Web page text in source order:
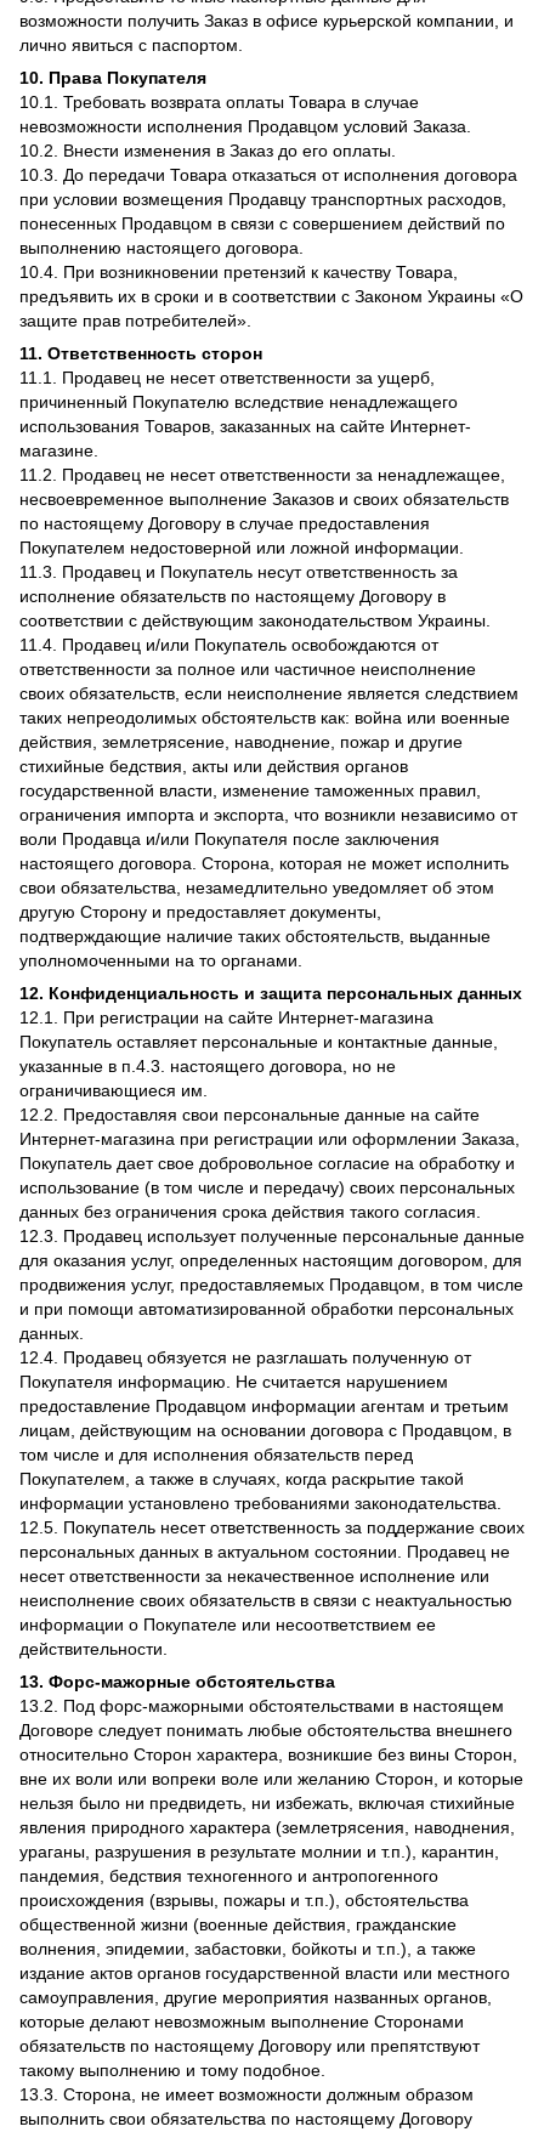
возможности получить Заказ в офисе курьерской компании, и
лично явиться с паспортом.
10. Права Покупателя
10.1. Требовать возврата оплаты Товара в случае
невозможности исполнения Продавцом условий Заказа.
10.2. Внести изменения в Заказ до его оплаты.
10.3. До передачи Товара отказаться от исполнения договора
при условии возмещения Продавцу транспортных расходов,
понесенных Продавцом в связи с совершением действий по
выполнению настоящего договора.
10.4. При возникновении претензий к качеству Товара,
предъявить их в сроки и в соответствии с Законом Украины «О
защите прав потребителей».
11. Ответственность сторон
11.1. Продавец не несет ответственности за ущерб,
причиненный Покупателю вследствие ненадлежащего
использования Товаров, заказанных на сайте Интернет-
магазине.
11.2. Продавец не несет ответственности за ненадлежащее,
несвоевременное выполнение Заказов и своих обязательств
по настоящему Договору в случае предоставления
Покупателем недостоверной или ложной информации.
11.3. Продавец и Покупатель несут ответственность за
исполнение обязательств по настоящему Договору в
соответствии с действующим законодательством Украины.
11.4. Продавец и/или Покупатель освобождаются от
ответственности за полное или частичное неисполнение
своих обязательств, если неисполнение является следствием
таких непреодолимых обстоятельств как: война или военные
действия, землетрясение, наводнение, пожар и другие
стихийные бедствия, акты или действия органов
государственной власти, изменение таможенных правил,
ограничения импорта и экспорта, что возникли независимо от
воли Продавца и/или Покупателя после заключения
настоящего договора. Сторона, которая не может исполнить
свои обязательства, незамедлительно уведомляет об этом
другую Сторону и предоставляет документы,
подтверждающие наличие таких обстоятельств, выданные
уполномоченными на то органами.
12. Конфиденциальность и защита персональных данных
12.1. При регистрации на сайте Интернет-магазина
Покупатель оставляет персональные и контактные данные,
указанные в п.4.3. настоящего договора, но не
ограничивающиеся им.
12.2. Предоставляя свои персональные данные на сайте
Интернет-магазина при регистрации или оформлении Заказа,
Покупатель дает свое добровольное согласие на обработку и
использование (в том числе и передачу) своих персональных
данных без ограничения срока действия такого согласия.
12.3. Продавец использует полученные персональные данные
для оказания услуг, определенных настоящим договором, для
продвижения услуг, предоставляемых Продавцом, в том числе
и при помощи автоматизированной обработки персональных
данных.
12.4. Продавец обязуется не разглашать полученную от
Покупателя информацию. Не считается нарушением
предоставление Продавцом информации агентам и третьим
лицам, действующим на основании договора с Продавцом, в
том числе и для исполнения обязательств перед
Покупателем, а также в случаях, когда раскрытие такой
информации установлено требованиями законодательства.
12.5. Покупатель несет ответственность за поддержание своих
персональных данных в актуальном состоянии. Продавец не
несет ответственности за некачественное исполнение или
неисполнение своих обязательств в связи с неактуальностью
информации о Покупателе или несоответствием ее
действительности.
13. Форс-мажорные обстоятельства
13.2. Под форс-мажорными обстоятельствами в настоящем
Договоре следует понимать любые обстоятельства внешнего
относительно Сторон характера, возникшие без вины Сторон,
вне их воли или вопреки воле или желанию Сторон, и которые
нельзя было ни предвидеть, ни избежать, включая стихийные
явления природного характера (землетрясения, наводнения,
ураганы, разрушения в результате молнии и т.п.), карантин,
пандемия, бедствия техногенного и антропогенного
происхождения (взрывы, пожары и т.п.), обстоятельства
общественной жизни (военные действия, гражданские
волнения, эпидемии, забастовки, бойкоты и т.п.), а также
издание актов органов государственной власти или местного
самоуправления, другие мероприятия названных органов,
которые делают невозможным выполнение Сторонами
обязательств по настоящему Договору или препятствуют
такому выполнению и тому подобное.
13.3. Сторона, не имеет возможности должным образом
выполнить свои обязательства по настоящему Договору